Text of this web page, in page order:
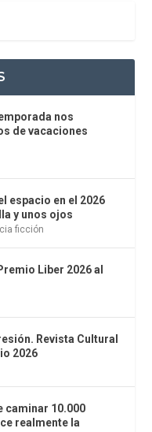
nos
de vacaciones
espacio en el 2026
y unos ojos
ficción
Liber 2026 al
Revista Cultural
2026
caminar 10.000
realmente la